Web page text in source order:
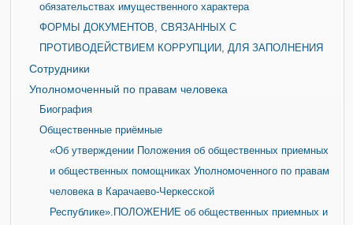
обязательствах имущественного характера
ФОРМЫ ДОКУМЕНТОВ, СВЯЗАННЫХ С
ПРОТИВОДЕЙСТВИЕМ КОРРУПЦИИ, ДЛЯ ЗАПОЛНЕНИЯ
Сотрудники
Уполномоченный по правам человека
Биография
Общественные приёмные
«Об утверждении Положения об общественных приемных
и общественных помощниках Уполномоченного по правам
человека в Карачаево-Черкесской
Республике».ПОЛОЖЕНИЕ об общественных приемных и